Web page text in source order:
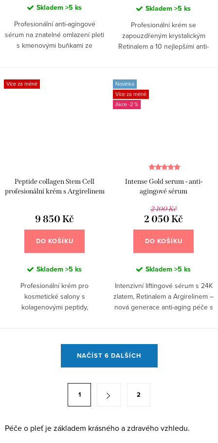
Skladem >5 ks
Profesionální anti-agingové
sérum na znatelné omlazení pleti
s kmenovými buňkami ze
Skladem >5 ks
Profesionální krém se
zapouzdřeným krystalickým
Retinalem a 10 nejlepšími anti-
Více za méně
Peptide collagen Stem Cell
profesionální krém s Argirelinem
9 850 Kč
DO KOŠÍKU
Skladem >5 ks
Profesionální krém pro
kosmetické salony s
kolagenovými peptidy,
Novinka
Více za méně
-2 %
Intense Gold serum - anti-
agingové sérum
2 100 Kč
2 050 Kč
DO KOŠÍKU
Skladem >5 ks
Intenzivní liftingové sérum s 24K
zlatem, Retinalem a Argirelinem –
nová generace anti-aging péče s
c
NAČÍST 6 DALŠÍCH
á
1 2
Péče o pleť je základem krásného a zdravého vzhledu.